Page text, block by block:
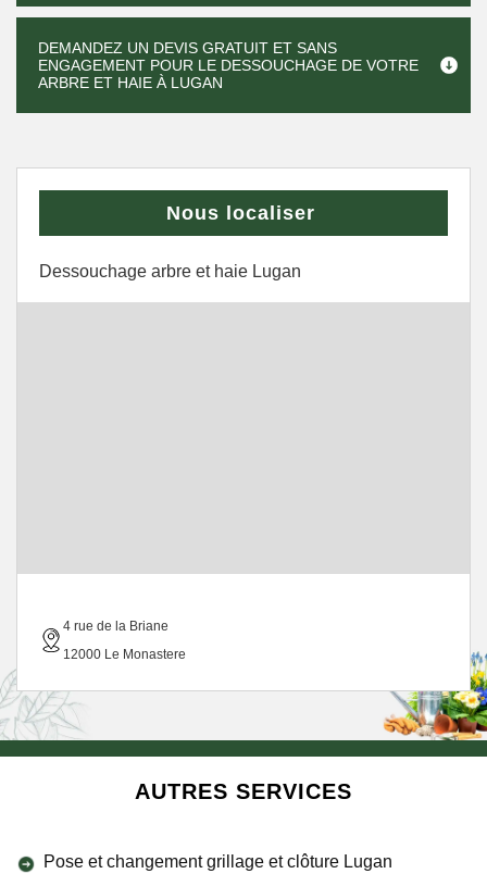
DEMANDEZ UN DEVIS GRATUIT ET SANS
ENGAGEMENT POUR LE DESSOUCHAGE DE VOTRE
ARBRE ET HAIE À LUGAN
Nous localiser
Dessouchage arbre et haie Lugan
4 rue de la Briane
12000 Le Monastere
AUTRES SERVICES
Pose et changement grillage et clôture Lugan